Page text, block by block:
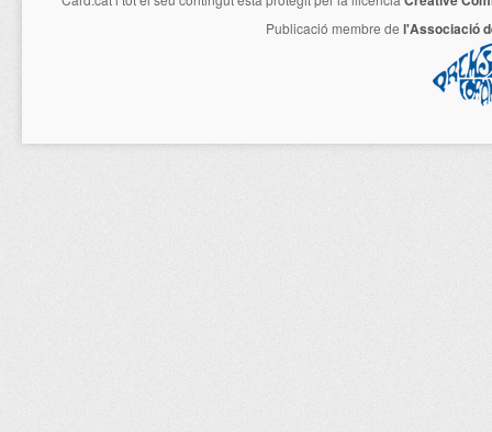
Publicació membre de l'Associació